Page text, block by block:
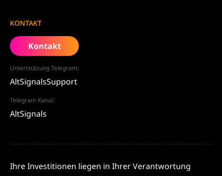
KONTAKT
Kontakt
Unterstützung Telegram:
AltSignalsSupport
Telegram Kanal:
AltSignals
Ihre Investitionen liegen in Ihrer Verantwortung